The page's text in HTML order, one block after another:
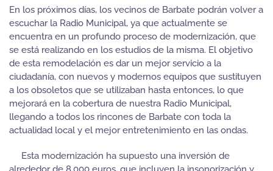
En los próximos días, los vecinos de Barbate podrán volver a
escuchar la Radio Municipal, ya que actualmente se
encuentra en un profundo proceso de modernización, que
se está realizando en los estudios de la misma. El objetivo
de esta remodelación es dar un mejor servicio a la
ciudadanía, con nuevos y modernos equipos que sustituyen
a los obsoletos que se utilizaban hasta entonces, lo que
mejorará en la cobertura de nuestra Radio Municipal,
llegando a todos los rincones de Barbate con toda la
actualidad local y el mejor entretenimiento en las ondas.
Esta modernización ha supuesto una inversión de